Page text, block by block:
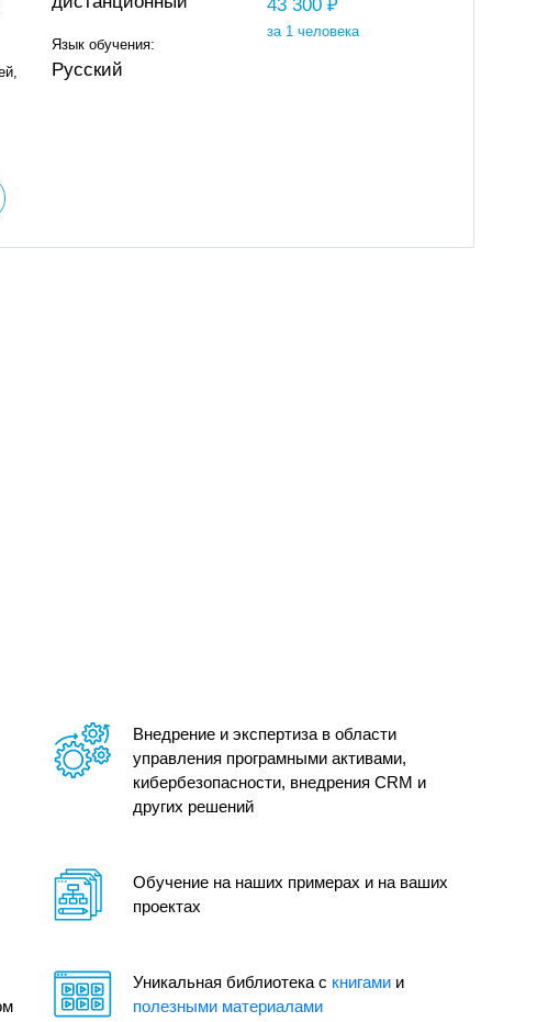
Язык обучения:
Русский
43 300 ₽
за 1 человека
Внедрение и экспертиза в области
управления програмными активами,
кибербезопасности, внедрения CRM и
других решений
Обучение на наших примерах и на ваших
проектах
Уникальная библиотека с книгамии
полезными материалами